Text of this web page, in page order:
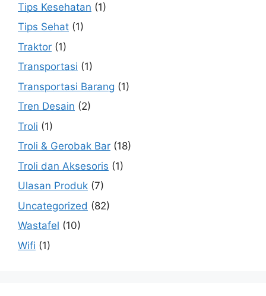
Tips Kesehatan (1)
Tips Sehat (1)
Traktor (1)
Transportasi (1)
Transportasi Barang (1)
Tren Desain (2)
Troli (1)
Troli & Gerobak Bar (18)
Troli dan Aksesoris (1)
Ulasan Produk (7)
Uncategorized (82)
Wastafel (10)
Wifi (1)